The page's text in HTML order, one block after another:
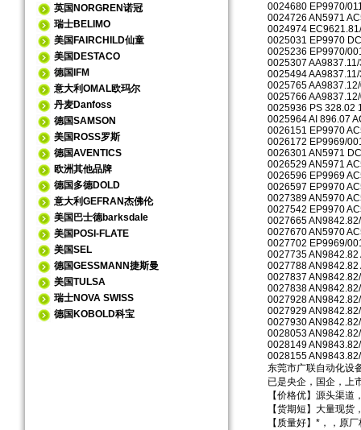
英国NORGREN诺冠
瑞士BELIMO
美国FAIRCHILD仙童
美国DESTACO
德国IFM
意大利OMAL欧玛尔
丹麦Danfoss
德国SAMSON
美国ROSS罗斯
德国AVENTICS
欧洲其他品牌
德国多德DOLD
意大利GEFRAN杰佛伦
美国巴士德barksdale
美国POSI-FLATE
美国SEL
德国GESSMANN捷斯曼
美国TULSA
瑞士NOVA SWISS
德国KOBOLD科宝
0024680 EP9970/
0024726 AN5971
0024974
0025031 EP9970
0025236 EP9970/
0025307
0025494
0025765
0025766
0025936 PS 328.02
0025964 AI 896.07
0026151 EP9970
0026172 EP9969/
0026301 AN5971
0026529 AN5971
0026596 EP9969
0026597 EP9970
0027389 AN5970
0027542 EP9970
0027665
0027670 AN5970
0027702 EP9969/
0027735 AN9842.82
0027788 AN9842.82
0027837
0027838
0027928
0027929
0027930
0028053
0028149
0028155
东莞市广联自动化设
已是央企，国企，上
【价格优】源头渠
【货期短】大量现
【质量好】*，，原